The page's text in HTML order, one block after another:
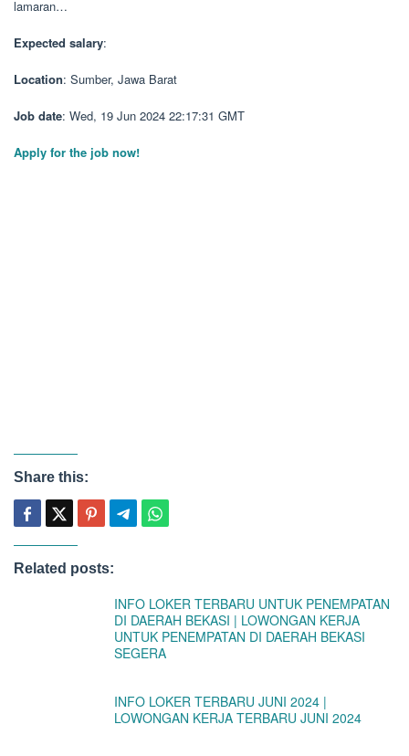
lamaran…
Expected salary:
Location: Sumber, Jawa Barat
Job date: Wed, 19 Jun 2024 22:17:31 GMT
Apply for the job now!
Share this:
Related posts:
INFO LOKER TERBARU UNTUK PENEMPATAN
DI DAERAH BEKASI | LOWONGAN KERJA
UNTUK PENEMPATAN DI DAERAH BEKASI
SEGERA
INFO LOKER TERBARU JUNI 2024 |
LOWONGAN KERJA TERBARU JUNI 2024